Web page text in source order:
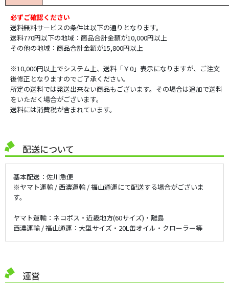
必ずご確認ください
送料無料サービスの条件は以下の通りとなります。
送料770円以下の地域：商品合計金額が10,000円以上
その他の地域：商品合計金額が15,800円以上
※10,000円以上でシステム上、送料「￥0」表示になりますが、ご注文
後修正となりますのでご了承ください。
所定の送料では発送出来ない商品もございます。その場合は追加で送料
をいただく場合がございます。
送料には消費税が含まれています。
配送について
基本配送：佐川急便
※ヤマト運輸 / 西濃運輸 / 福山通運にて配送する場合がございま
す。
ヤマト運輸：ネコポス・近畿地方(60サイズ)・離島
西濃運輸 / 福山通運：大型サイズ・20L缶オイル・クローラー等
運営